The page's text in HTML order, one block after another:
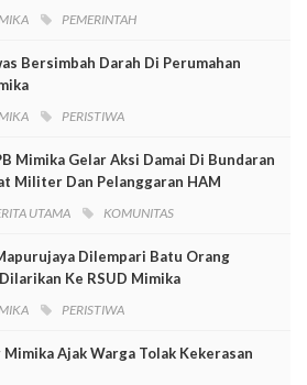
PEMERINTAH
Bersimbah Darah Di Perumahan
PERISTIWA
Mimika Gelar Aksi Damai Di Bundaran
Militer Dan Pelanggaran HAM
UTAMA KOMUNITAS
Dilempari Batu Orang
Ke RSUD Mimika
PERISTIWA
Ajak Warga Tolak Kekerasan